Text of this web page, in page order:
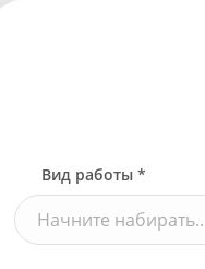
Вид работы *
Начните